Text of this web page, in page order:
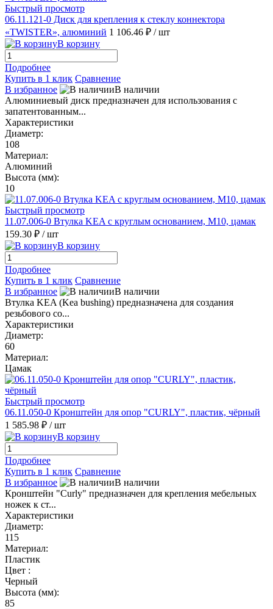
Быстрый просмотр
06.11.121-0 Диск для крепления к стеклу коннектора
«TWISTER», алюминий 1 106.46 ₽ / шт
В корзину
Подробнее
Купить в 1 клик Сравнение
В избранное
В наличии
Алюминиевый диск предназначен для использования с
запатентованным...
Характеристики
Диаметр:
108
Материал:
Алюминий
Высота (мм):
10
Быстрый просмотр
11.07.006-0 Втулка KEA с круглым основанием, M10, цамак
159.30 ₽ / шт
В корзину
Подробнее
Купить в 1 клик Сравнение
В избранное
В наличии
Втулка KEA (Kea bushing) предназначена для создания
резьбового со...
Характеристики
Диаметр:
60
Материал:
Цамак
Быстрый просмотр
06.11.050-0 Кронштейн для опор "CURLY", пластик, чёрный
1 585.98 ₽ / шт
В корзину
Подробнее
Купить в 1 клик Сравнение
В избранное
В наличии
Кронштейн "Curly" предназначен для крепления мебельных
ножек к ст...
Характеристики
Диаметр:
115
Материал:
Пластик
Цвет :
Черный
Высота (мм):
85